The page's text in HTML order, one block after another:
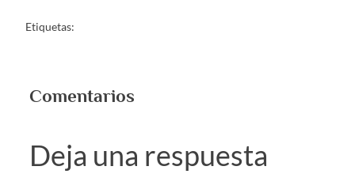
Etiquetas:
Comentarios
Deja una respuesta